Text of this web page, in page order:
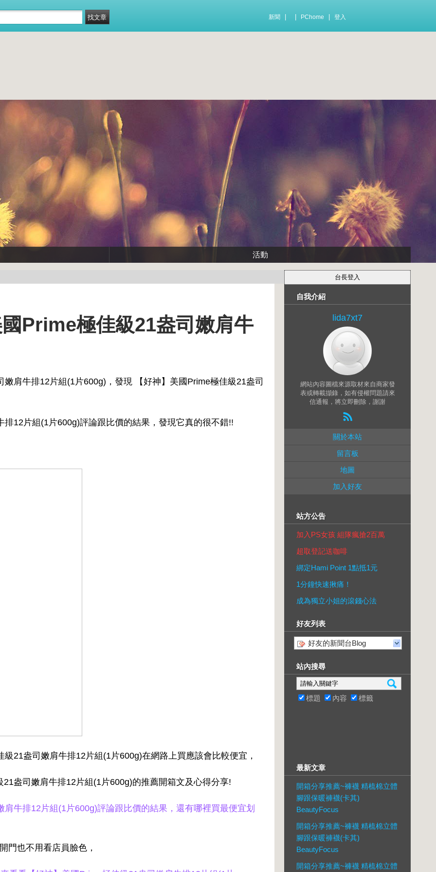
新聞 PChome 登入
活動
Prime極佳級21盎司嫩肩牛
肩牛排12片組(1片600g)，發現 【好神】美國Prime極佳級21盎司
12片組(1片600g)評論跟比價的結果，發現它真的很不錯!!
21盎司嫩肩牛排12片組(1片600g)在網路上買應該會比較便宜，
盎司嫩肩牛排12片組(1片600g)的推薦開箱文及心得分享!
牛排12片組(1片600g)評論跟比價的結果，還有哪裡買最便宜划
門也不用看店員臉色，
自我介紹
lida7xt7
網站內容圖檔來源取材來自商家發
表或轉載擷錄，如有侵權問題請來
信通報，將立即刪除，謝謝
關於本站
留言板
地圖
加入好友
站方公告
加入PS女孩 組隊瘋搶2百萬
超取登記送咖啡
綁定Hami Point 1點抵1元
1分鐘快速揪痛！
成為獨立小姐的滾錢心法
好友列表
好友的新聞台Blog
站內搜尋
標題 內容 標籤
最新文章
開箱分享推薦~褲襪 精梳棉立體
腳跟保暖褲襪(卡其)
BeautyFocus
開箱分享推薦~褲襪 精梳棉立體
腳跟保暖褲襪(卡其)
BeautyFocus
開箱分享推薦~褲襪 精梳棉立體